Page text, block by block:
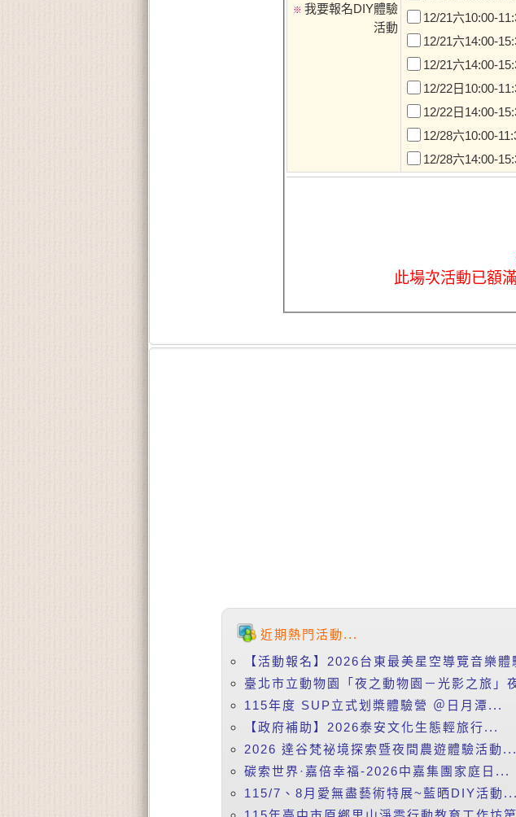
※ 我要報名DIY體驗
活動
此場次活動已額
近期熱門活動...
【活動報名】2026台東最美星空導覽音樂
臺北市立動物園「夜之動物園－光影之旅」
115年度 SUP立式划槳體驗營 ＠日月潭...
【政府補助】2026泰安文化生態輕旅行...
2026 達谷梵祕境探索暨夜間農遊體驗活動...
碳索世界·嘉倍幸福-2026中嘉集團家庭日...
115/7、8月愛無盡藝術特展~藍晒DIY活動...